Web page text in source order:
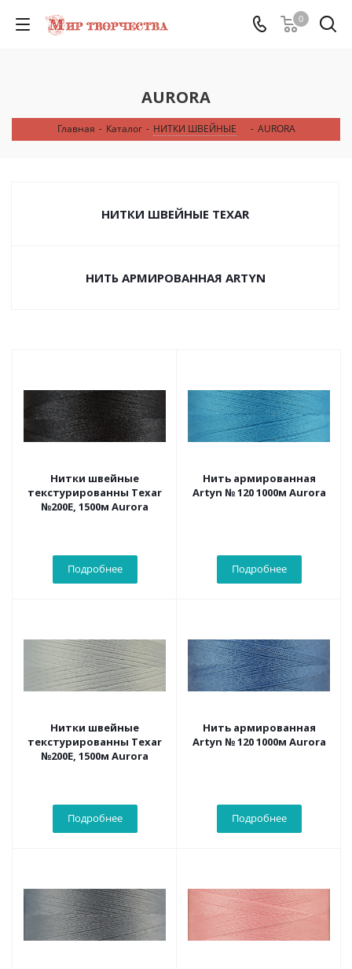
0
AURORA
Главная - Каталог - НИТКИ ШВЕЙНЫЕ - AURORA
НИТКИ ШВЕЙНЫЕ TEXAR
НИТЬ АРМИРОВАННАЯ ARTYN
Нитки швейные
текстурированны Texar
№200Е, 1500м Aurora
Подробнее
Нить армированная
Artyn № 120 1000м Aurora
Подробнее
Нитки швейные
текстурированны Texar
№200Е, 1500м Aurora
Подробнее
Нить армированная
Artyn № 120 1000м Aurora
Подробнее